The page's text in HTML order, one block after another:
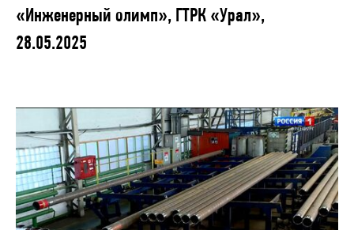
«Инженерный олимп», ГТРК «Урал»,
28.05.2025